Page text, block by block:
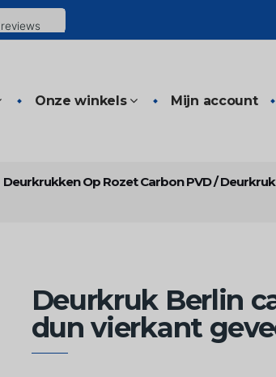
Onze winkels Mijn account
Deurkrukken Op Rozet Carbon PVD/Deurkruk
Deurkruk Berlin
dun vierkant